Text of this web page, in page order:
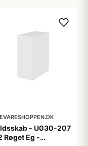
- U030-207
Røget Eg -